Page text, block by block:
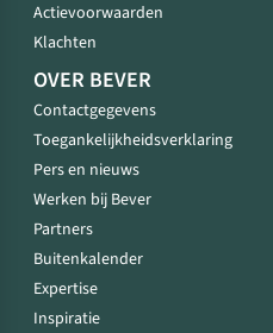
Actievoorwaarden
Klachten
OVER BEVER
Contactgegevens
Toegankelijkheidsverklaring
Pers en nieuws
Werken bij Bever
Partners
Buitenkalender
Expertise
Inspiratie